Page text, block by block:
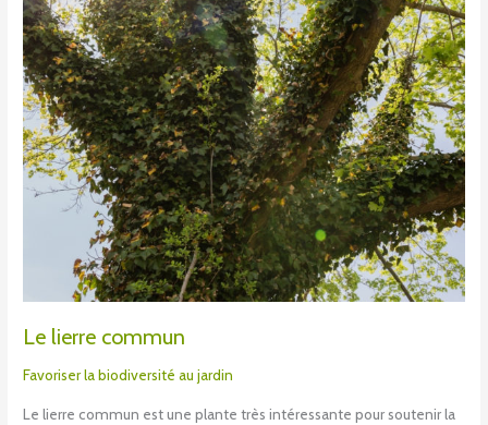
Le lierre commun
Favoriser la biodiversité au jardin
Le lierre commun est une plante très intéressante pour soutenir la